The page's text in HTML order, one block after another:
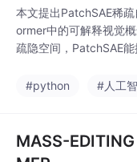
本文提出PatchSAE稀
ormer中的可解释视觉
疏隐空间，PatchSAE
后模型的视觉概念激活
#python #人工
MASS-